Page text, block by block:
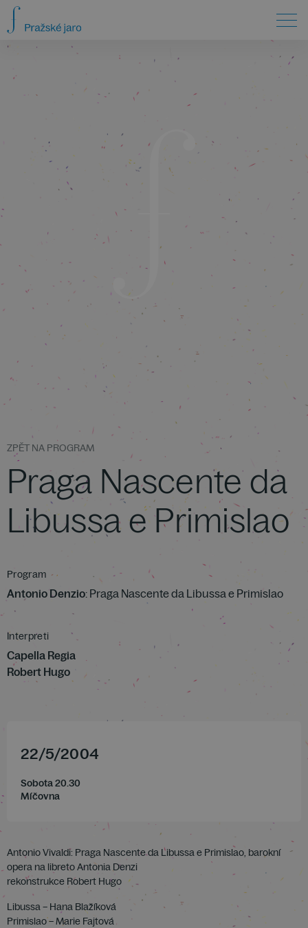
ZPĚT NA PROGRAM
Praga Nascente da
Libussa e Primislao
Program
Antonio Denzio: Praga Nascente da Libussa e Primislao
Interpreti
Capella Regia
Robert Hugo
22/5/2004
Sobota 20.30
Míčovna
Antonio Vivaldi: Praga Nascente da Libussa e Primislao, barokní
opera na libreto Antonia Denzi
rekonstrukce Robert Hugo
Libussa – Hana Blažíková
Primislao – Marie Fajtová